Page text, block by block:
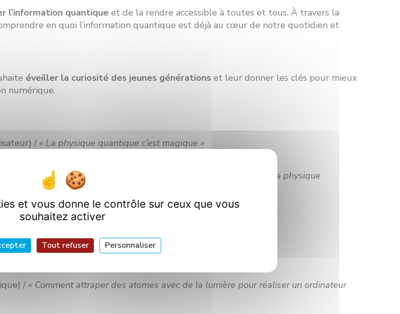
l’information quantique et de la rendre accessible à toutes et tous. À travers la
en quoi l’information quantique est déjà au cœur de notre quotidien et
éveiller la curiosité des jeunes générations et leur donner les clés pour mieux
numérique.
/ « La physique quantique c’est magique »
(enseignant-chercheur à Lyon et YouTubeur : Thomaths) /
« La physique
»
la physique quantique »
/ « Comment attraper des atomes avec de la lumière pour réaliser un ordinateur
et vous donne le contrôle sur ceux que vous
souhaitez activer
Tout refuser Personnaliser